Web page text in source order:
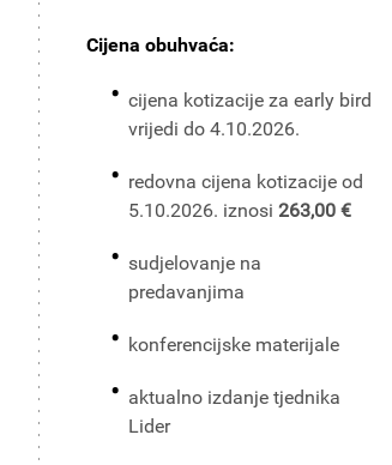
Cijena obuhvaća:
cijena kotizacije za early bird
vrijedi do 4.10.2026.
redovna cijena kotizacije od
5.10.2026. iznosi 263,00 €
sudjelovanje na
predavanjima
konferencijske materijale
aktualno izdanje tjednika
Lider